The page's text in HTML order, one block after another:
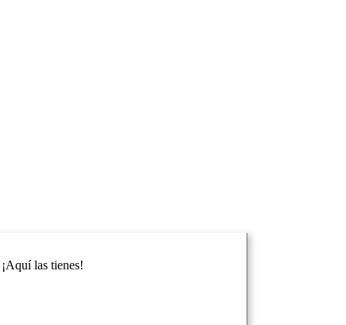
las tienes!